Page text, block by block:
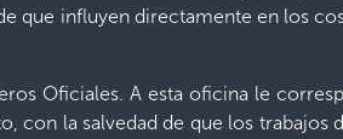
que influyen directamente en los
Oficiales. A esta oficina le
con la salvedad de que los trabajos